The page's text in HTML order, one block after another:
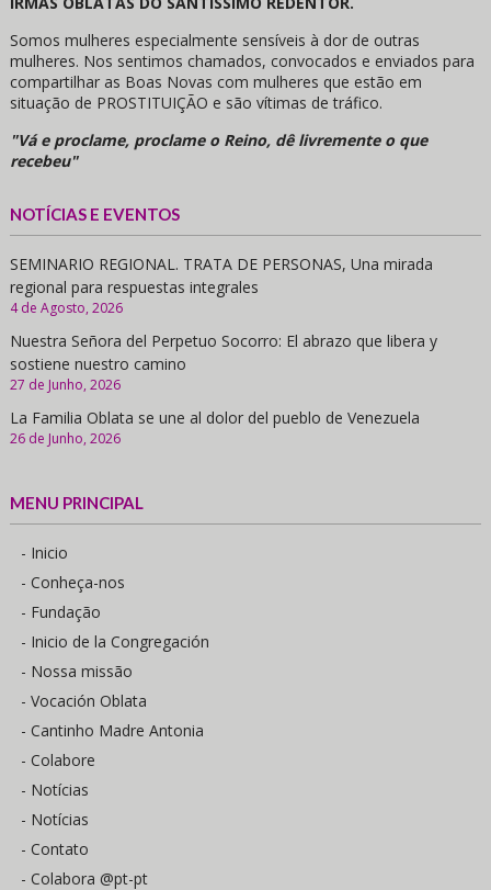
Somos mulheres especialmente sensíveis à dor de outras
mulheres. Nos sentimos chamados, convocados e enviados para
compartilhar as Boas Novas com mulheres que estão em
situação de PROSTITUIÇÃO e são vítimas de tráfico.
"Vá e proclame, proclame o Reino, dê livremente o que
recebeu"
NOTÍCIAS E EVENTOS
SEMINARIO REGIONAL. TRATA DE PERSONAS, Una mirada
regional para respuestas integrales
4 de Agosto, 2026
Nuestra Señora del Perpetuo Socorro: El abrazo que libera y
sostiene nuestro camino
27 de Junho, 2026
La Familia Oblata se une al dolor del pueblo de Venezuela
26 de Junho, 2026
MENU PRINCIPAL
- Inicio
- Conheça-nos
- Fundação
- Inicio de la Congregación
- Nossa missão
- Vocación Oblata
- Cantinho Madre Antonia
- Colabore
- Notícias
- Notícias
- Contato
- Colabora @pt-pt